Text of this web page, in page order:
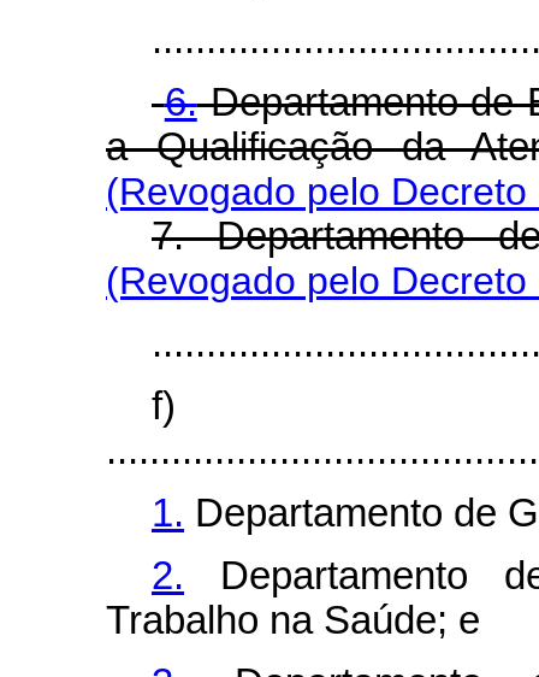
6.Departamento de
a Qualificação da
(Revogado pelo
7. Departamento
(Revogado pelo
f)
1. Departamento de
2. Departamento
Trabalho na Saúde; e